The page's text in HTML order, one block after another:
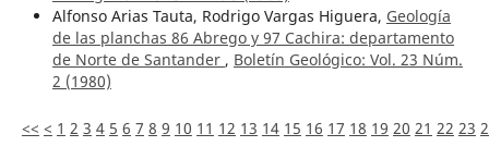
Alfonso Arias Tauta, Rodrigo Vargas Higuera, Geología
de las planchas 86 Abrego y 97 Cachira: departamento
de Norte de Santander , Boletín Geológico: Vol. 23 Núm.
2 (1980)
<< < 1 2 3 4 5 6 7 8 9 10 11 12 13 14 15 16 17 18 19 20 21 22 23